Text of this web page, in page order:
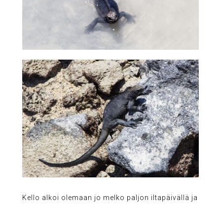
Kello alkoi olemaan jo melko paljon iltapäivällä ja